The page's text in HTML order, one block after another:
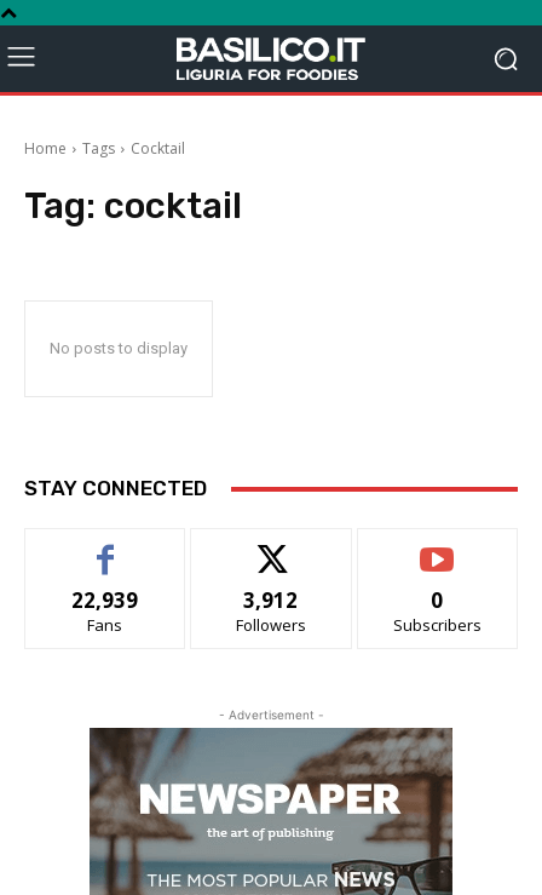
Home Tags Cocktail
Tag: cocktail
No posts to display
STAY CONNECTED
22,939
Fans
3,912
Followers
0
Subscribers
- Advertisement -